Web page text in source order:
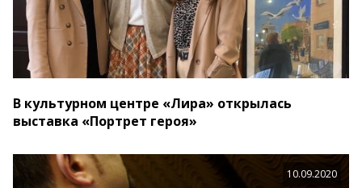
В культурном центре «Лира» открылась
выставка «Портрет героя»
10.09.2020